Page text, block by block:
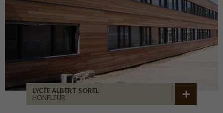
LYCÉE ALBERT SOREL
HONFLEUR